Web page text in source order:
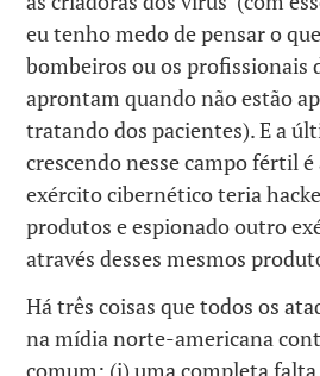
eu tenho medo de pensar o
bombeiros ou os profissionais
aprontam quando não estão
tratando dos pacientes). E a
crescendo nesse campo fértil é
exército cibernético teria
produtos e espionado outro
através desses mesmos
Há três coisas que todos os
na mídia norte-americana